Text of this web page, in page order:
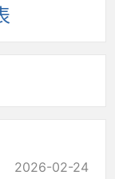
2026-02-24